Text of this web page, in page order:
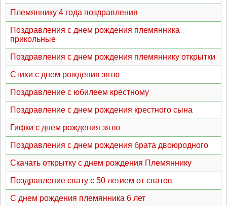
Племяннику 4 года поздравления
Поздравления с днем рождения племянника
прикольные
Поздравления с днем рождения племяннику открытки
Стихи с днем рождения зятю
Поздравление с юбилеем крестному
Поздравление с днем рождения крестного сына
Гифки с днем рождения зятю
Поздравления с днем рождения брата двоюродного
Скачать открытку с днем рождения Племяннику
Поздравление свату с 50 летием от сватов
С днем рождения племянника 6 лет